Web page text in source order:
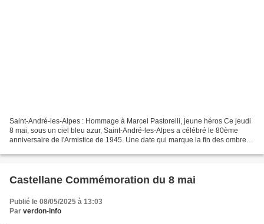
Saint-André-les-Alpes : Hommage à Marcel Pastorelli, jeune héros Ce jeudi
8 mai, sous un ciel bleu azur, Saint-André-les-Alpes a célébré le 80ème
anniversaire de l'Armistice de 1945. Une date qui marque la fin des ombres
Castellane Commémoration du 8 mai
Publié le 08/05/2025 à 13:03
Par verdon-info